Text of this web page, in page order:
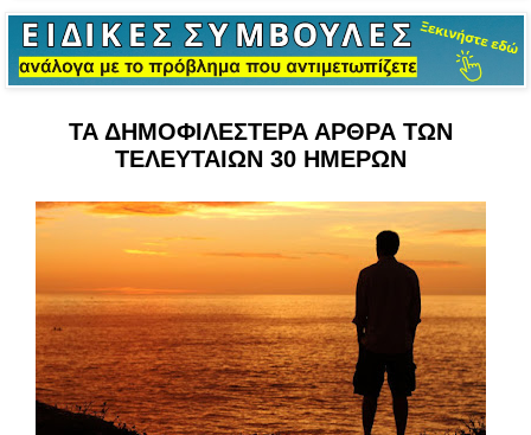
ΤΑ ΔΗΜΟΦΙΛΕΣΤΕΡΑ ΑΡΘΡΑ ΤΩΝ
ΤΕΛΕΥΤΑΙΩΝ 30 ΗΜΕΡΩΝ